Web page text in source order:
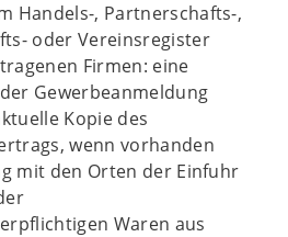
Handels-, Partnerschafts-,
oder Vereinsregister
Firmen: eine
Gewerbeanmeldung
Kopie des
wenn vorhanden
mit den Orten der Einfuhr
Waren aus